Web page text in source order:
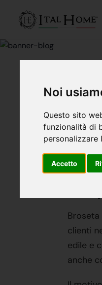
Noi
Questo sito
funzionalità di
personalizzare
Accetto
Ital
clienti
edile e
anche